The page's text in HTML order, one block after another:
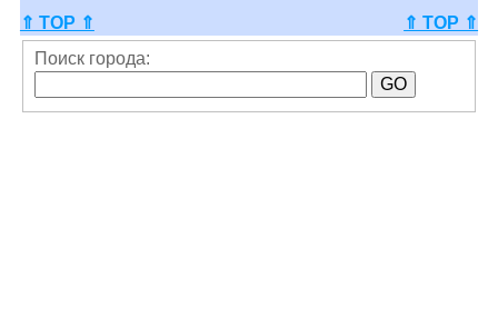
⇑ TOP ⇑
⇑ TOP ⇑
Поиск города: